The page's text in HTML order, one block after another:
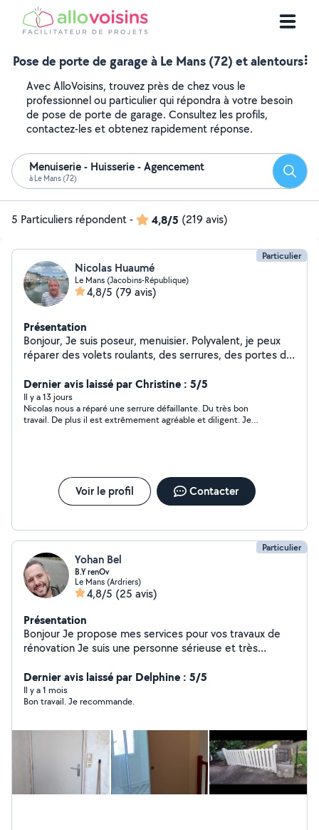
Pose de porte de garage à Le Mans (72) et alentours
Avec AlloVoisins, trouvez près de chez vous le
professionnel ou particulier qui répondra à votre besoin
de pose de porte de garage. Consultez les profils,
contactez-les et obtenez rapidement réponse.
Menuiserie - Huisserie - Agencement
à Le Mans (72)
5 Particuliers répondent- 4,8/5 (219 avis)
Particulier
Nicolas Huaumé
Le Mans (Jacobins-République)
4,8/5 (79 avis)
Présentation
Bonjour, Je suis poseur, menuisier. Polyvalent, je peux
réparer des volets roulants, des serrures, des portes de
Pose de porte d'entrée
Dernier avis laissé par Christine : 5/5
Il y a 13 jours
Nicolas nous a réparé une serrure défaillante. Du très bon
travail. De plus il est extrêmement agréable et diligent. Je
Voir le profil Contacter
Particulier
Yohan Bel
B.Y renOv
Le Mans (Ardriers)
4,8/5 (25 avis)
Présentation
Bonjour Je propose mes services pour vos travaux de
rénovation Je suis une personne sérieuse et très
expérience dans la rénovation d intérieur. J'ai un
diplôme CAP électricien. De grande connaissance dans
plusieurs corps de métier tel que: Peinture, carrelage,
tiens à votre disposition pour étudier vos prochains
projets. Cordialement
Dernier avis laissé par Delphine : 5/5
Il y a 1 mois
Bon travail. Je recommande.